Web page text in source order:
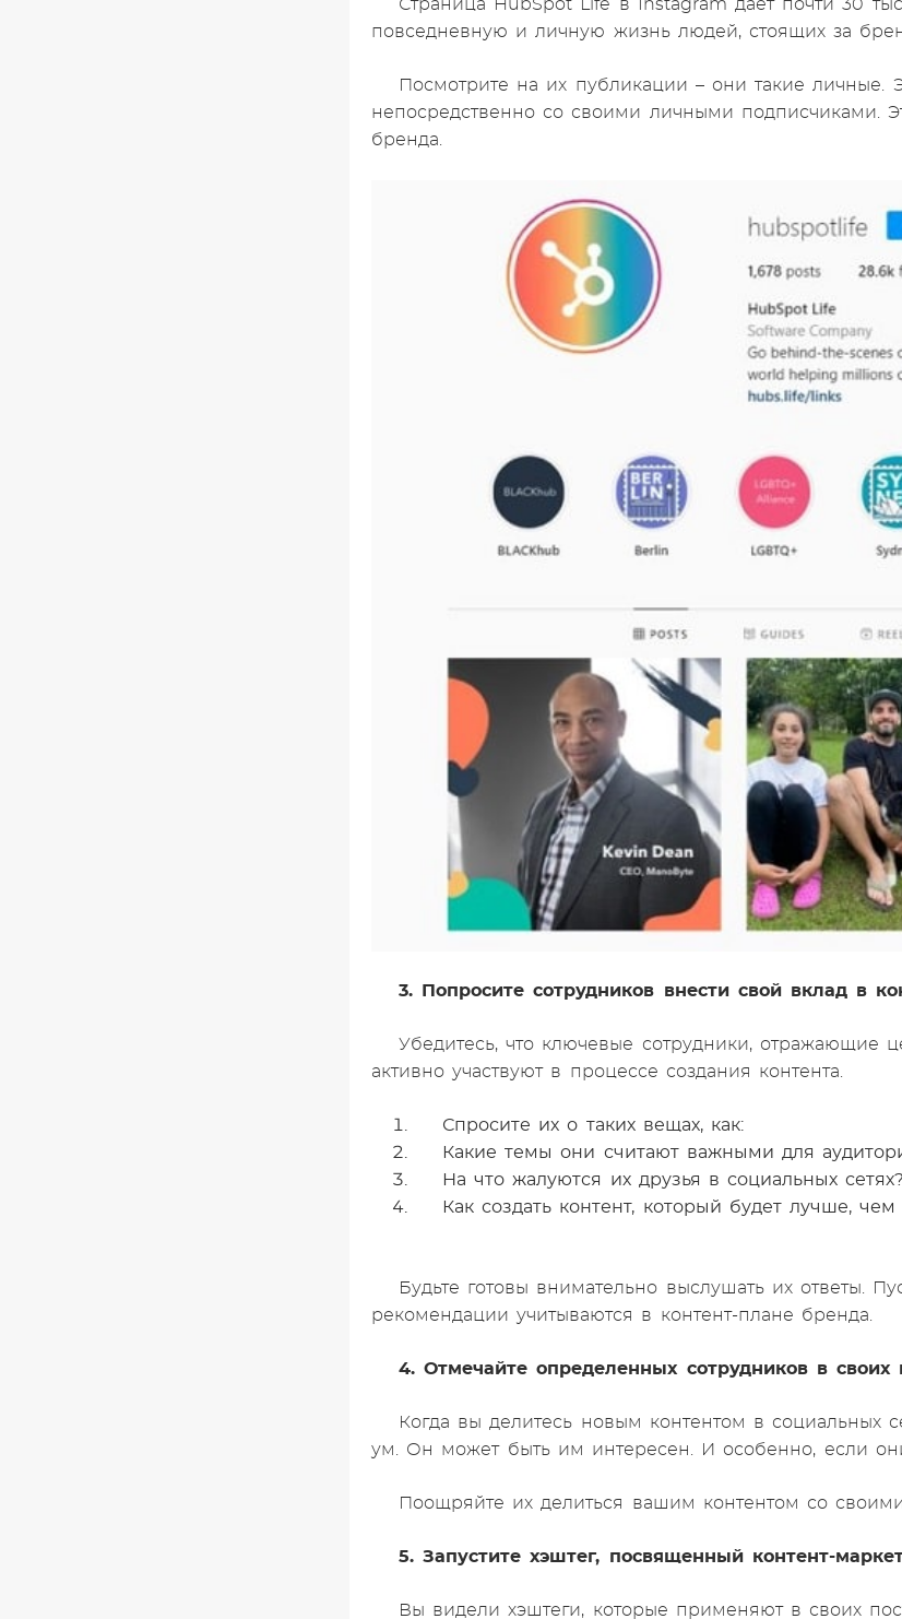
Страница HubSpot Life в Instagram дает почти 30
повседневную и личную жизнь людей, стоящих за
Посмотрите на их публикации – они такие личные.
непосредственно со своими личными подписчиками.
бренда.
3. Попросите сотрудников внести свой вклад в
Убедитесь, что ключевые сотрудники, отражающие
активно участвуют в процессе создания контента.
Спросите их о таких вещах, как:
Какие темы они считают важными для
На что жалуются их друзья в социальных сетях?
Как создать контент, который будет лучше,
Будьте готовы внимательно выслушать их ответы.
рекомендации учитываются в контент-плане бренда.
4. Отмечайте определенных сотрудников в своих
Когда вы делитесь новым контентом в социальных
ум. Он может быть им интересен. И особенно, если
Поощряйте их делиться вашим контентом со
5. Запустите хэштег, посвященный контент-
Вы видели хэштеги, которые применяют в своих